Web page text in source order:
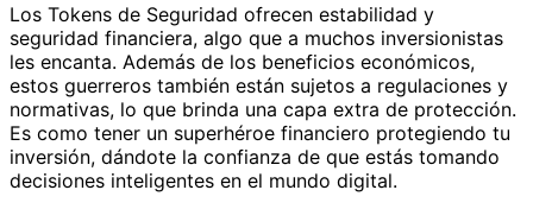
Los Tokens de Seguridad ofrecen estabilidad y
seguridad financiera, algo que a muchos inversionistas
les encanta. Además de los beneficios económicos,
estos guerreros también están sujetos a regulaciones y
normativas, lo que brinda una capa extra de protección.
Es como tener un superhéroe financiero protegiendo tu
inversión, dándote la confianza de que estás tomando
decisiones inteligentes en el mundo digital.